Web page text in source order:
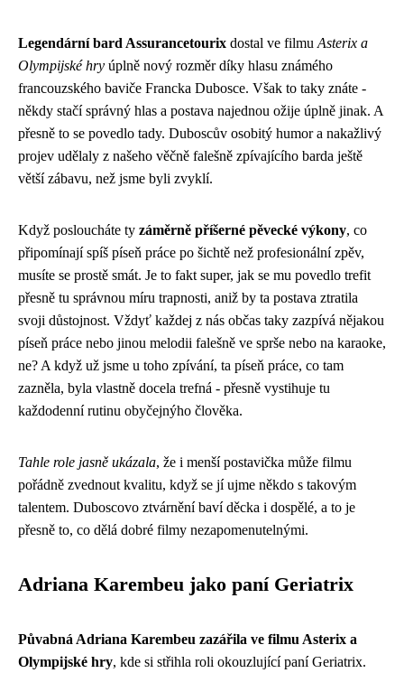
Legendární bard Assurancetourix dostal ve filmu Asterix a
Olympijské hry úplně nový rozměr díky hlasu známého
francouzského baviče Francka Dubosce. Však to taky znáte -
někdy stačí správný hlas a postava najednou ožije úplně jinak. A
přesně to se povedlo tady. Duboscův osobitý humor a nakažlivý
projev udělaly z našeho věčně falešně zpívajícího barda ještě
větší zábavu, než jsme byli zvyklí.
Když posloucháte ty záměrně příšerné pěvecké výkony, co
připomínají spíš píseň práce po šichtě než profesionální zpěv,
musíte se prostě smát. Je to fakt super, jak se mu povedlo trefit
přesně tu správnou míru trapnosti, aniž by ta postava ztratila
svoji důstojnost. Vždyť každej z nás občas taky zazpívá nějakou
píseň práce nebo jinou melodii falešně ve sprše nebo na karaoke,
ne? A když už jsme u toho zpívání, ta píseň práce, co tam
zazněla, byla vlastně docela trefná - přesně vystihuje tu
každodenní rutinu obyčejnýho člověka.
Tahle role jasně ukázala, že i menší postavička může filmu
pořádně zvednout kvalitu, když se jí ujme někdo s takovým
talentem. Duboscovo ztvárnění baví děcka i dospělé, a to je
přesně to, co dělá dobré filmy nezapomenutelnými.
Adriana Karembeu jako paní Geriatrix
Půvabná Adriana Karembeu zazářila ve filmu Asterix a
Olympijské hry, kde si střihla roli okouzlující paní Geriatrix.